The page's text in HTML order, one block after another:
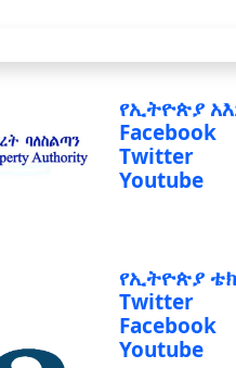
የኢትዮጵያ
Facebook
Twitter
Youtube
የኢትዮጵያ
Twitter
Facebook
Youtube